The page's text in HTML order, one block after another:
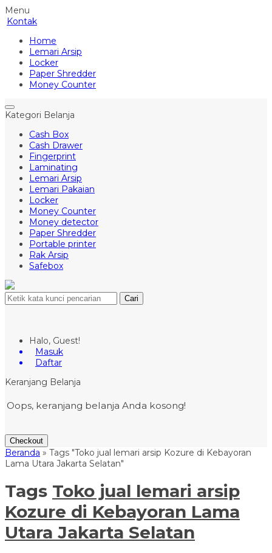
Menu
Kontak
Home
Lemari Arsip
Locker
Paper Shredder
Money Counter
Kategori Belanja
Cash Box
Cash Drawer
Fingerprint
Laminating
Lemari Arsip
Lemari Pakaian
Locker
Money Counter
Money detector
Paper Shredder
Portable printer
Rak Arsip
Safebox
Cari
Halo, Guest!
Masuk
Daftar
Keranjang Belanja
Oops, keranjang belanja Anda kosong!
Checkout
Beranda » Tags "Toko jual lemari arsip Kozure di Kebayoran
Lama Utara Jakarta Selatan"
Tags Toko jual lemari arsip
Kozure di Kebayoran Lama
Utara Jakarta Selatan